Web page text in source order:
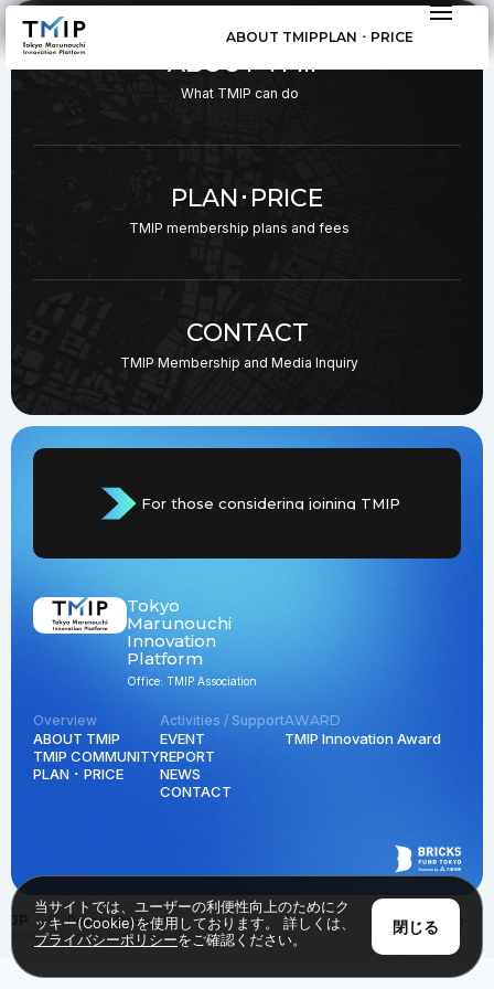
ABOUT TMIPPLAN ･ PRICE
ABOUT TMIP
What TMIP can do
PLAN･PRICE
TMIP membership plans and fees
CONTACT
TMIP Membership and Media Inquiry
For those considering joining TMIP
Tokyo
Marunouchi
Innovation
Platform
Office: TMIP Association
Overview
ABOUT TMIP
TMIP COMMUNITY
PLAN ･ PRICE
Activities / Support
EVENT
REPORT
NEWS
CONTACT
AWARD
TMIP Innovation Award
JP ENPrivacy Policy
© Tokyo Marunouchi Innovation Platform all rights reserved.
Back to Top
当サイトでは、ユーザーの利便性向上のためにク
ッキー(Cookie)を使用しております。 詳しくは、
プライバシーポリシーをご確認ください。
閉じる